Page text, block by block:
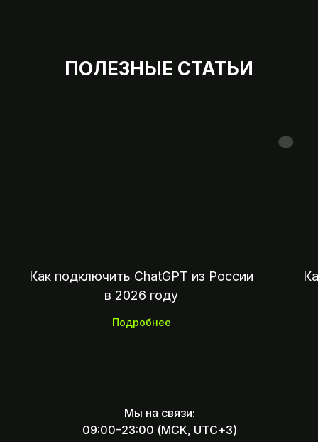
ПОЛЕЗНЫЕ СТАТЬИ
Как подключить ChatGPT из России
в 2026 году
Подробнее
Мы на связи:
09:00–23:00 (МСК, UTC+3)
07:00 —